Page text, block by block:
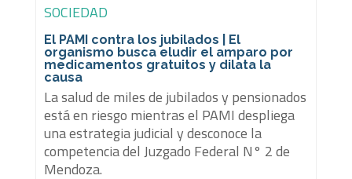
SOCIEDAD
El PAMI contra los jubilados | El
organismo busca eludir el amparo por
medicamentos gratuitos y dilata la
causa
La salud de miles de jubilados y pensionados
está en riesgo mientras el PAMI despliega
una estrategia judicial y desconoce la
competencia del Juzgado Federal N° 2 de
Mendoza.